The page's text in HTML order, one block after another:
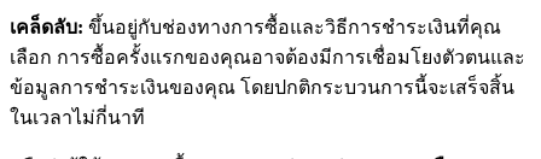
การแนะนำ
เชิญเพื่อนเพื่อรับรางวัลเงินสด
BTC Welcome Rewards
เคล็ดลับ: ขึ้นอยู่กับช่องทางการซื้อและวิธีการชำระเงินที่คุณ
เลือก การซื้อครั้งแรกของคุณอาจต้องมีการเชื่อมโยงตัวตนและ
ข้อมูลการชำระเงินของคุณ โดยปกติกระบวนการนี้จะเสร็จสิ้น
ในเวลาไม่กี่นาที